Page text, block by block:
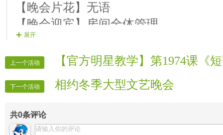
【晚会片花】无语
【晚会迎宾】房间全体管理
展开
上一个活动 【官方明星教学】第1974课《
下一个活动 相约冬季大型文艺晚会
共0条评论